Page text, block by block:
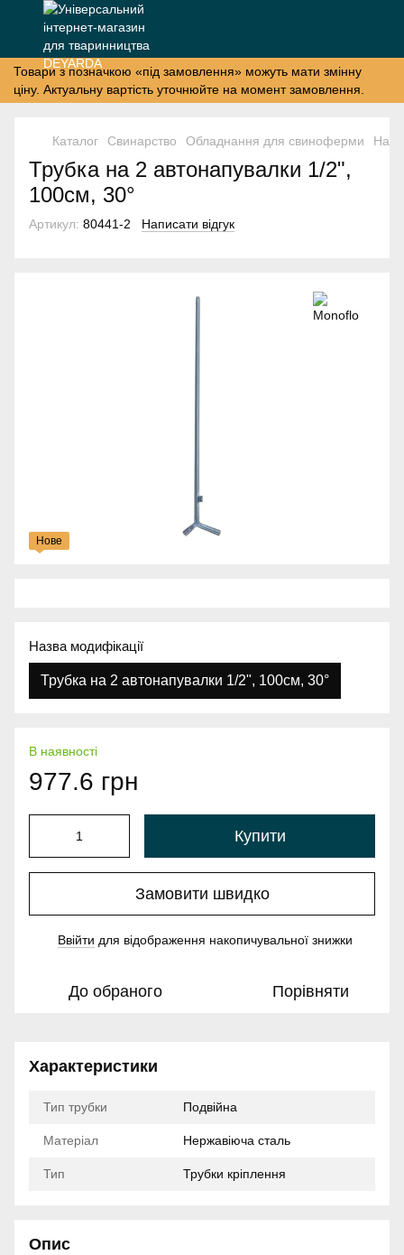
Товари з позначкою «під замовлення» можуть мати змінну
ціну. Актуальну вартість уточнюйте на момент замовлення.
Каталог Свинарство Обладнання для свиноферми
Трубка на 2 автонапувалки 1/2",
100см, 30°
Артикул: 80441-2 Написати відгук
Нове
Назва модифікації
Трубка на 2 автонапувалки 1/2", 100см, 30°
В наявності
977.6 грн
Купити
Замовити швидко
Ввійти для відображення накопичувальної знижки
До обраного Порівняти
Характеристики
Тип трубки Подвійна
Матеріал Нержавіюча сталь
Тип Трубки кріплення
Опис